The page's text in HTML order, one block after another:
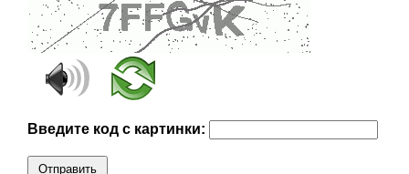
Введите код с картинки:
Отправить